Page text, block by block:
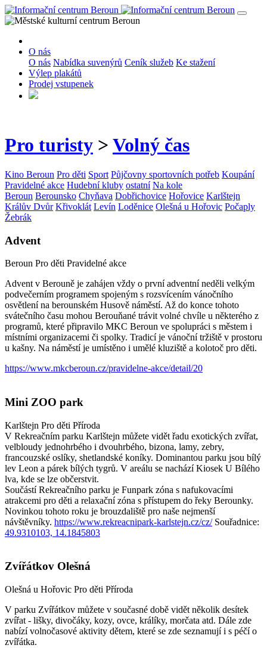
O nás
O nás Nabídka suvenýrů Ceník služeb Ke stažení
Výlep plakátů
Prodej vstupenek
Pro turisty > Volný čas
Kino Beroun Pro děti Sport Půjčovny sportovních potřeb Koupání
Pravidelné akce Hudební kluby ostatní Na kole
Beroun Berounsko Chyňava Dobřichovice Hořovice Karlštejn
Králův Dvůr Křivoklát Levín Loděnice Olešná u Hořovic Počaply
Žebrák
Advent
Beroun Pro děti Pravidelné akce
Advent v Berouně je zahájen vždy o první adventní neděli velkým
podvečerním programem spojeným s rozsvícením vánočního
osvětlení na berounském Husově náměstí. Až do konce tohoto
svátečního času mohou Berouňané trávit volné chvíle u některého z
programů, které připravilo MKC Beroun ve spolupráci s městem i
místními organizacemi či spolky. Tradicí je vánoční tržiště v prostoru
u kašny. Na náměstí je umístěno i umělé kluziště a kolotoč pro děti.
https://www.mkcberoun.cz/pravidelne-akce/detail/20
Mini ZOO park
Karlštejn Pro děti Příroda
V Rekreačním parku Karlštejn můžete vidět řadu exotických zvířat,
velbloudy jednohrbého i dvouhrbého, bizona, lamy, zebry,
francouzské oslíky, shetlandské koníky. Dominantou parku jsou bílý
lev Leon a párek bílých tygrů. V areálu se nachází Kiosek U Bílého
lva, kde se lze občerstvit.
Součástí Rekreačního parku je Funpark zóna s nafukovacími
atrakcemi pro děti a relaxační zóna s přístupem do řeky Berounky.
Novinkou tohoto roku je brouzdaliště pro naše nejmenší
návštěvníky. https://www.rekreacnipark-karlstejn.cz/cz/ Souřadnice:
49.9310103, 14.1845803
Zvířátkov Olešná
Olešná u Hořovic Pro děti Příroda
V parku Zvířátkov můžete v současné době vidět několik desítek
zvířat - lišky, divočáky, kozy, ovce, králíky, morčata atd. Dále zde
nabízí volnočasové aktivity dětem, které se zde seznamují i s péčí o
zvířátka.